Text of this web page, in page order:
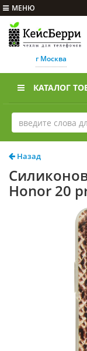
МЕНЮ
г Москва
КАТАЛОГ
Назад
Honor 20